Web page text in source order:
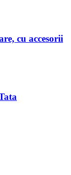
cu accesorii